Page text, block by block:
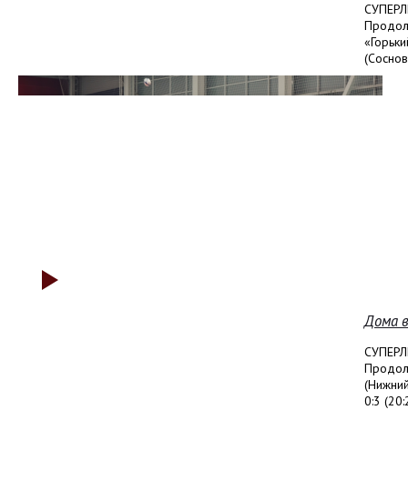
Дома
0:3